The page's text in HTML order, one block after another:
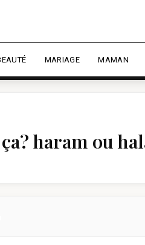
expérience et mesurer
MARIAGE MAMAN
haram ou